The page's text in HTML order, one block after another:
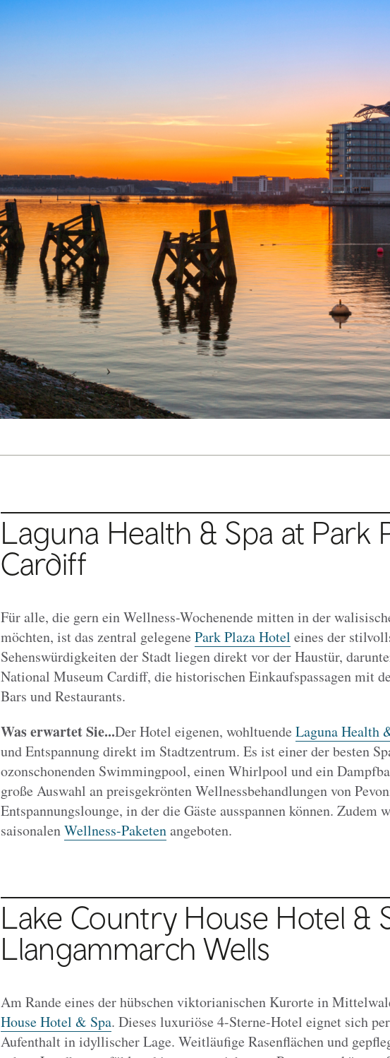
Laguna Health & Spa at Park
Cardiff
Für alle, die gern ein Wellness-Wochenende mitten in der
möchten, ist das zentral gelegene Park Plaza Hotel eines der
Sehenswürdigkeiten der Stadt liegen direkt vor der Haustür,
National Museum Cardiff, die historischen Einkaufspassagen mit
Bars und Restaurants.
Was erwartet Sie...Der Hotel eigenen, wohltuende Laguna Health
und Entspannung direkt im Stadtzentrum. Es ist einer der besten
ozonschonenden Swimmingpool, einen Whirlpool und ein
große Auswahl an preisgekrönten Wellnessbehandlungen von
Entspannungslounge, in der die Gäste ausspannen können. Zudem
saisonalenWellness-Paketenangeboten.
Lake Country House Hotel &
Llangammarch Wells
Am Rande eines der hübschen viktorianischen Kurorte in
House Hotel & Spa. Dieses luxuriöse 4-Sterne-Hotel eignet sich
Aufenthalt in idyllischer Lage. Weitläufige Rasenflächen und